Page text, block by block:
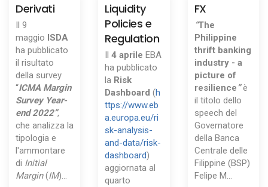
Derivati
Il 9
maggio ISDA
ha pubblicato
il risultato
della survey
“ICMA Margin
Survey Year-
end 2022”,
che analizza la
tipologia e
l'ammontare
di Initial
Margin(IM)...
Liquidity
Policies e
Regulation
Il4 aprile EBA
ha pubblicato
la Risk
Dashboard (h
ttps://www.eb
a.europa.eu/ri
sk-analysis-
and-data/risk-
dashboard)
aggiornata al
quarto
FX
“The
Philippine
thrift banking
industry - a
picture of
resilience ”è
il titolo dello
speech del
Governatore
della Banca
Centrale delle
Filippine (BSP)
Felipe M...